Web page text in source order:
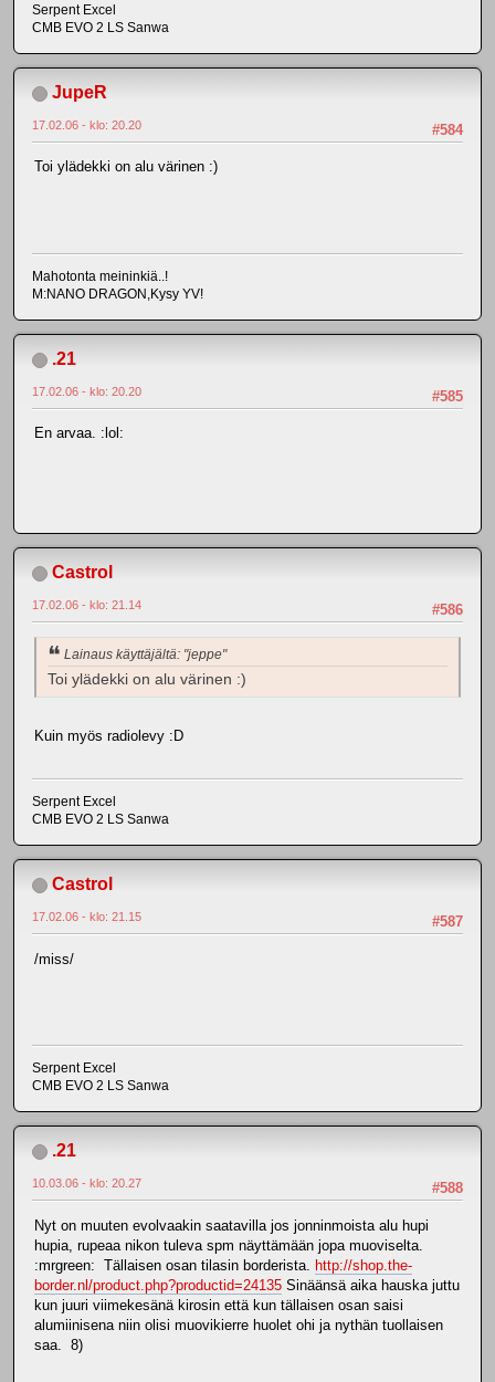
Serpent Excel
CMB EVO 2 LS Sanwa
JupeR
#584
17.02.06 - klo: 20.20
Toi ylädekki on alu värinen :)
Mahotonta meininkiä..!
M:NANO DRAGON,Kysy YV!
.21
#585
17.02.06 - klo: 20.20
En arvaa. :lol:
Castrol
#586
17.02.06 - klo: 21.14
Lainaus käyttäjältä: "jeppe"
Toi ylädekki on alu värinen :)
Kuin myös radiolevy :D
Serpent Excel
CMB EVO 2 LS Sanwa
Castrol
#587
17.02.06 - klo: 21.15
/miss/
Serpent Excel
CMB EVO 2 LS Sanwa
.21
#588
10.03.06 - klo: 20.27
Nyt on muuten evolvaakin saatavilla jos jonninmoista alu hupi
hupia, rupeaa nikon tuleva spm näyttämään jopa muoviselta.
:mrgreen: Tällaisen osan tilasin borderista. http://shop.the-
border.nl/product.php?productid=24135 Sinäänsä aika hauska juttu
kun juuri viimekesänä kirosin että kun tällaisen osan saisi
alumiinisena niin olisi muovikierre huolet ohi ja nythän tuollaisen
saa. 8)